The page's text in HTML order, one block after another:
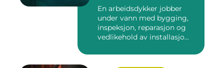
En arbeidsdykker jobber
under vann med bygging,
inspeksjon, reparasjon og
vedlikehold av installasjo...